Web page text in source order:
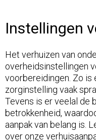
Instellingen
Het verhuizen van
overheidsinstellingen
voorbereidingen. Zo is
zorginstelling vaak
Tevens is er veelal de
betrokkenheid,
aanpak van belang is.
over onze